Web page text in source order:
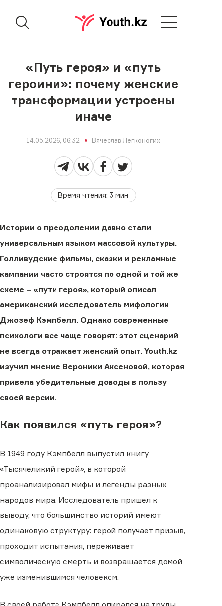
«Путь героя» и «путь
героини»: почему женские
трансформации устроены
иначе
14.05.2026, 06:32 Вячеслав Легконогих
Время чтения:3 мин
Истории о преодолении давно стали
универсальным языком массовой культуры.
Голливудские фильмы, сказки и рекламные
кампании часто строятся по одной и той же
схеме − «пути героя», который описал
американский исследователь мифологии
Джозеф Кэмпбелл. Однако современные
психологи все чаще говорят: этот сценарий
не всегда отражает женский опыт. Youth.kz
изучил мнение Вероники Аксеновой, которая
привела убедительные доводы в пользу
своей версии.
Как появился «путь героя»?
В 1949 году Кэмпбелл выпустил книгу
«Тысячеликий герой», в которой
проанализировал мифы и легенды разных
народов мира. Исследователь пришел к
выводу, что большинство историй имеют
одинаковую структуру: герой получает призыв,
проходит испытания, переживает
символическую смерть и возвращается домой
уже изменившимся человеком.